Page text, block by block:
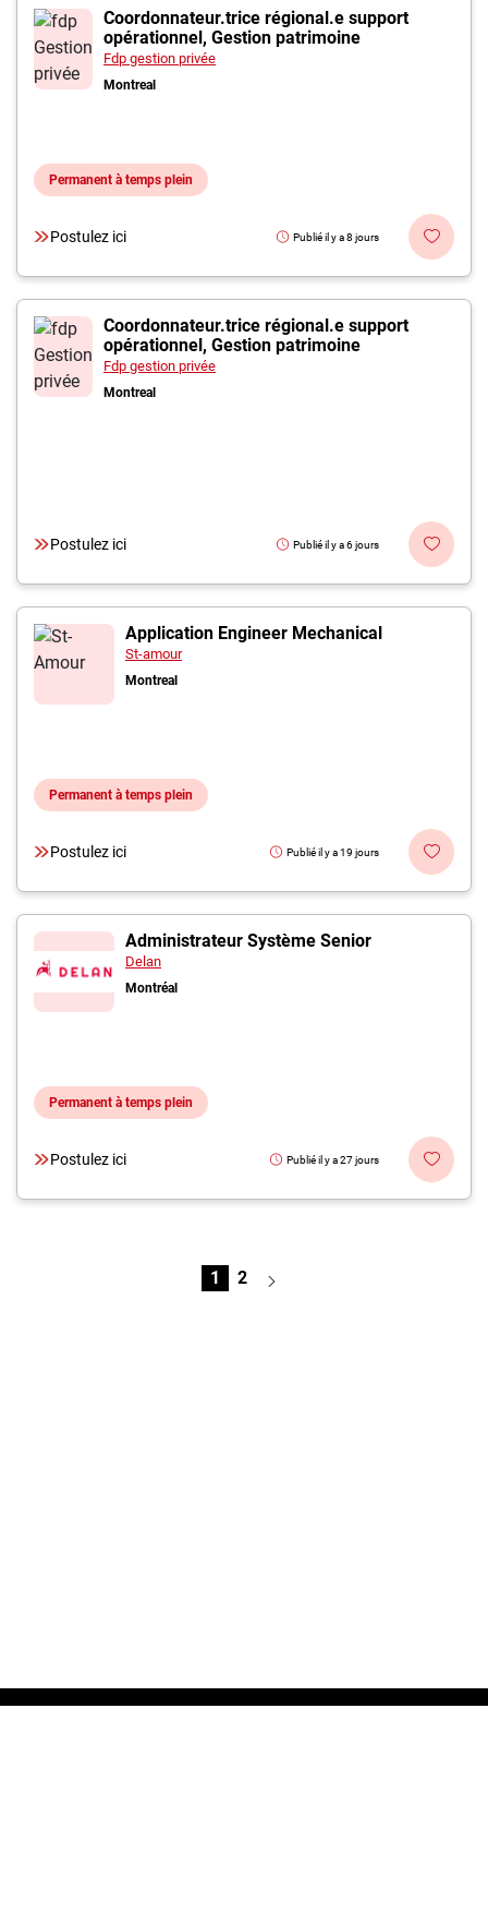
Coordonnateur.trice régional.e support
opérationnel, Gestion patrimoine
Fdp gestion privée
Montreal
Permanent à temps plein
Postulez ici Publié il y a 8 jours
Coordonnateur.trice régional.e support
opérationnel, Gestion patrimoine
Fdp gestion privée
Montreal
Postulez ici Publié il y a 6 jours
Application Engineer Mechanical
St-amour
Montreal
Permanent à temps plein
Postulez ici Publié il y a 19 jours
Administrateur Système Senior
Delan
Montréal
Permanent à temps plein
Postulez ici Publié il y a 27 jours
1 2